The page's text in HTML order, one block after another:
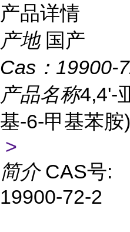
产品详情
产地 国产
Cas： 19900-
产品名称4,4'-
基-6-甲基苯胺)
>
简介 CAS号:
19900-72-2